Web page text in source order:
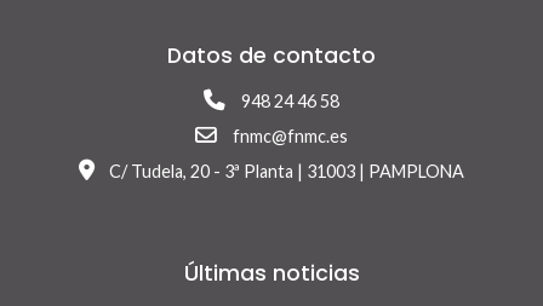
Datos de contacto
948 24 46 58
fnmc@fnmc.es
C/ Tudela, 20 - 3ª Planta | 31003 | PAMPLONA
Últimas noticias